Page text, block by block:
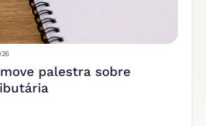
palestra sobre